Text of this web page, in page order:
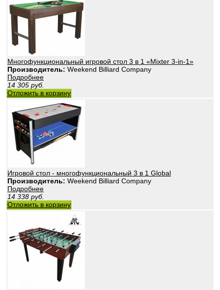
Многофункциональный игровой стол 3 в 1 «Mixter 3-in-1»
Производитель: Weekend Billiard Company
Подробнее
14 305 руб.
Отложить в корзину
Игровой стол - многофункциональный 3 в 1 Global
Производитель: Weekend Billiard Company
Подробнее
14 338 руб.
Отложить в корзину